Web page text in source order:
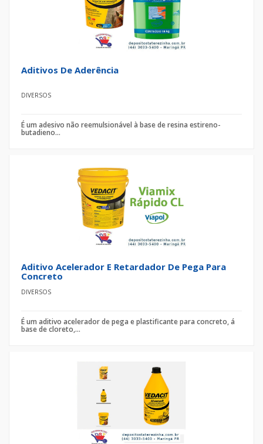
Aditivos De Aderência
DIVERSOS
É um adesivo não reemulsionável à base de resina estireno-
butadieno...
Aditivo Acelerador E Retardador De Pega Para
Concreto
DIVERSOS
É um aditivo acelerador de pega e plastificante para concreto, á
base de cloreto,...